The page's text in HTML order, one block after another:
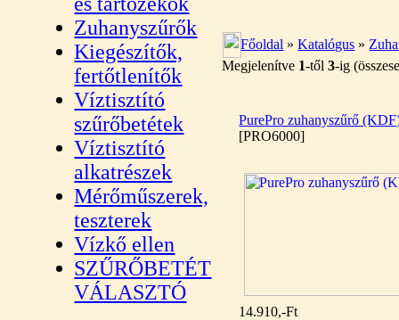
Zuhanyszűrők
Kiegészítők,
fertőtlenítők
Víztisztító
szűrőbetétek
Víztisztító
alkatrészek
Mérőműszerek,
teszterek
Vízkő ellen
SZŰRŐBETÉT
VÁLASZTÓ
Főoldal »Katalógus »
Megjelenítve 1-től3-ig
PurePro zuhanyszűrő
[PRO6000]
14.910,-Ft